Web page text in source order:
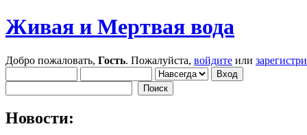
Живая и Мертвая вода
Добро пожаловать, Гость. Пожалуйста, войдите или
Новости: